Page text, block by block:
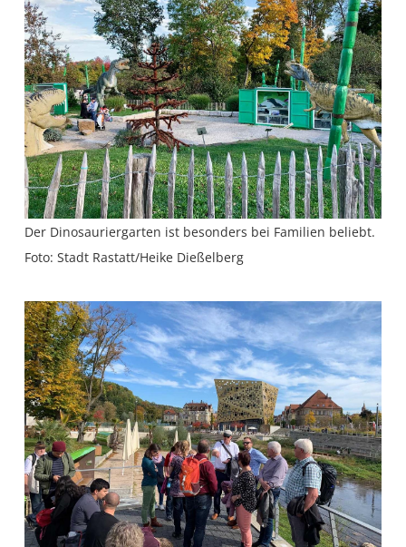
Der Dinosauriergarten ist besonders bei Familien beliebt.
Foto: Stadt Rastatt/Heike Dießelberg